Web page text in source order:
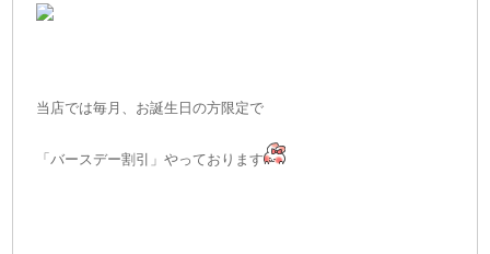
当店では毎月、お誕生日の方限定で
「バースデー割引」やっております